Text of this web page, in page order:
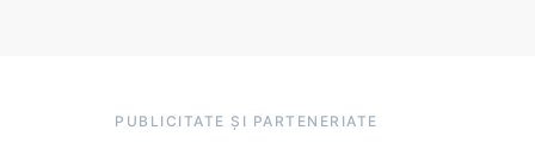
PUBLICITATE ȘI PARTENERIATE